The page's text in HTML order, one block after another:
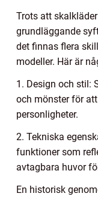
Trots att
grundläggande
det finnas flera
modeller. Här är
1. Design och stil:
och mönster för
personligheter.
2. Tekniska
funktioner som
avtagbara huvor
En historisk